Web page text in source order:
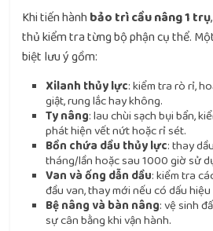
Khi tiến hành bảo trì cầu nâng 1 trụ
thủ kiểm tra từng bộ phận cụ thể.
biệt lưu ý gồm:
Xilanh thủy lực: kiểm tra rò rỉ,
giật, rung lắc hay không.
Ty nâng: lau chùi sạch bụi bẩn,
phát hiện vết nứt hoặc rỉ sét.
Bồn chứa dầu thủy lực: thay
tháng/lần hoặc sau 1000 giờ sử
Van và ống dẫn dầu: kiểm tra
đầu van, thay mới nếu có dấu
Bệ nâng và bàn nâng: vệ sinh
sự cân bằng khi vận hành.